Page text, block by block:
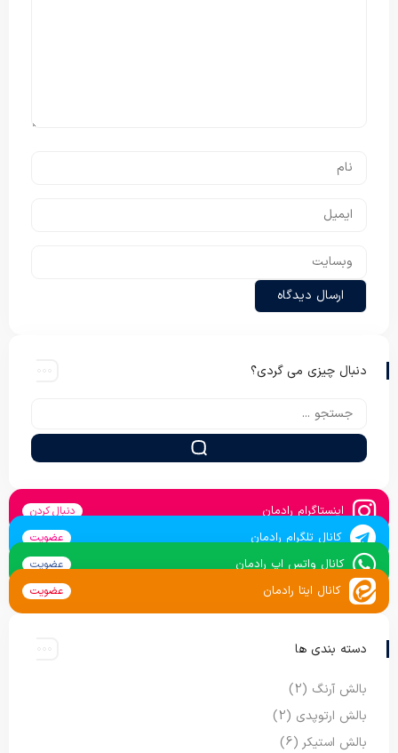
دنبال چیزی می گردی؟
اینستاگرام رادمان دنبال کردن
کانال تلگرام رادمان عضویت
کانال واتس اپ رادمان عضویت
کانال ایتا رادمان عضویت
دسته بندی ها
بالش آرنگ (2)
بالش ارتوپدی (2)
بالش استیکر (6)